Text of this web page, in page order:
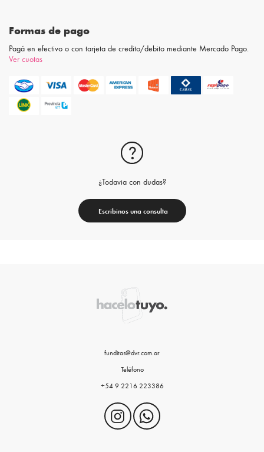
Formas de pago
Pagá en efectivo o con tarjeta de credito/debito mediante Mercado Pago.
Ver cuotas
¿Todavia con dudas?
Escribinos una consulta
funditas@dvr.com.ar
Teléfono
+54 9 2216 223386